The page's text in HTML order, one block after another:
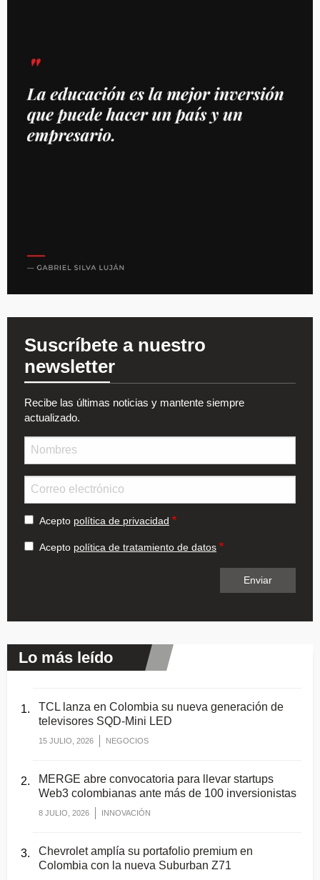
Suscríbete a nuestro
newsletter
Recibe las últimas noticias y mantente siempre
actualizado.
Acepto política de privacidad
Acepto política de tratamiento de datos
Lo más leído
TCL lanza en Colombia su nueva generación de
televisores SQD-Mini LED
15 JULIO, 2026 NEGOCIOS
MERGE abre convocatoria para llevar startups
Web3 colombianas ante más de 100 inversionistas
8 JULIO, 2026 INNOVACIÓN
Chevrolet amplía su portafolio premium en
Colombia con la nueva Suburban Z71